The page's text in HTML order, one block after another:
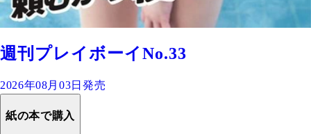
週刊プレイボーイNo.33
2026年08月03日発売
紙の本で購入